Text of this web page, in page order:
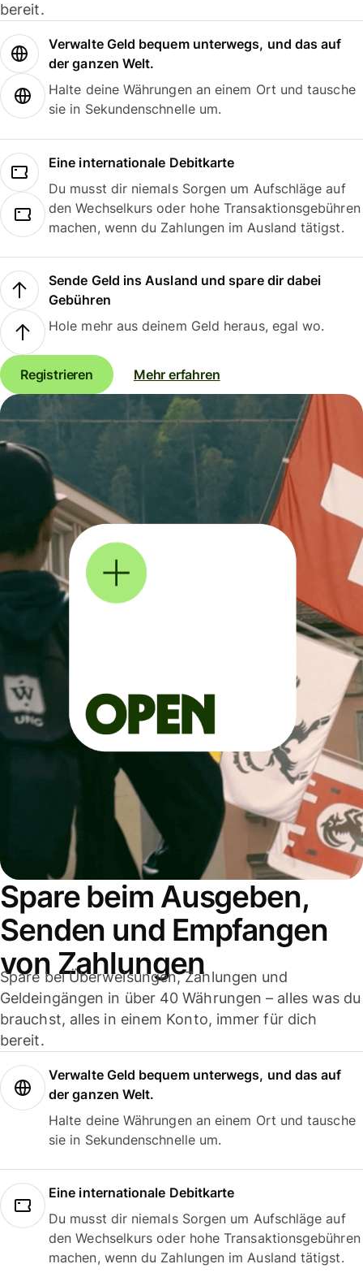
bereit.
Verwalte Geld bequem unterwegs, und das auf
der ganzen Welt.
Halte deine Währungen an einem Ort und tausche
sie in Sekundenschnelle um.
Eine internationale Debitkarte
Du musst dir niemals Sorgen um Aufschläge auf
den Wechselkurs oder hohe Transaktionsgebühren
machen, wenn du Zahlungen im Ausland tätigst.
Sende Geld ins Ausland und spare dir dabei
Gebühren
Hole mehr aus deinem Geld heraus, egal wo.
Registrieren Mehr erfahren
Spare beim Ausgeben,
Senden und Empfangen
von Zahlungen
Spare bei Überweisungen, Zahlungen und
Geldeingängen in über 40 Währungen – alles was du
brauchst, alles in einem Konto, immer für dich
bereit.
Verwalte Geld bequem unterwegs, und das auf
der ganzen Welt.
Halte deine Währungen an einem Ort und tausche
sie in Sekundenschnelle um.
Eine internationale Debitkarte
Du musst dir niemals Sorgen um Aufschläge auf
den Wechselkurs oder hohe Transaktionsgebühren
machen, wenn du Zahlungen im Ausland tätigst.